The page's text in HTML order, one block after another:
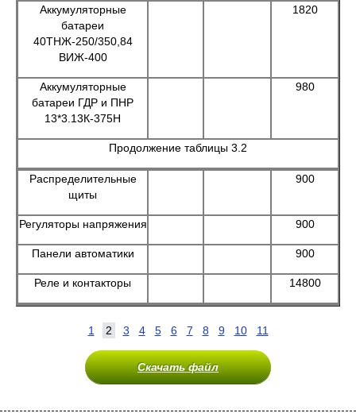
Аккумуляторные
батареи
40ТНЖ-250/350,84
ВИЖ-400
1820
Аккумуляторные
батареи ГДР и ПНР
13*3.13К-375Н
980
Продолжение таблицы 3.2
Распределительные
щиты
900
Регуляторы напряжения 900
Панели автоматики 900
Реле и контакторы 14800
1 2 3 4 5 6 7 8 9 10 11
Скачать файл